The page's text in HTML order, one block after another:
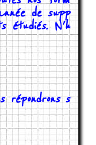
de supp
étudiés. N'h
répondrons s